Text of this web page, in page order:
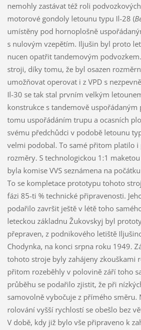
nemohly zastávat též roli
motorové gondoly letounu typu Il-28 (
umístěny pod hornoplošně
s nulovým vzepětím. Iljušin byl proto
nucen opatřit tandemovým
stroji, díky tomu, že byl osazen
umožňovat operovat i z VPD s
Il-30 se tak stal prvním velkým
konstrukce s tandemově
tomu uspořádáním trupu a ocasních
svému předchůdci v podobě letounu
velmi podobal. To samé přitom platilo i
rozměry. S technologickou 1:1
byla komise VVS seznámena na
To se kompletace prototypu tohoto
fázi 85-ti % technické připravenosti.
podařilo završit ještě v létě toho
leteckou základnu Žukovskyj byl
přepraven, z podnikového letiště
Chodynka, na konci srpna roku 1949.
tohoto stroje byly zahájeny zkouškami
přitom rozeběhly v polovině září toho
průběhu se podařilo zjistit, že při
samovolně vybočuje z přímého směru.
rolování vyšší rychlostí se obešlo bez
V době, kdy již bylo vše připraveno k